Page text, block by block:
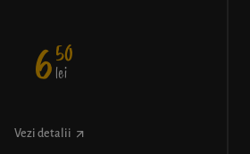
650
lei
Vezi detalii